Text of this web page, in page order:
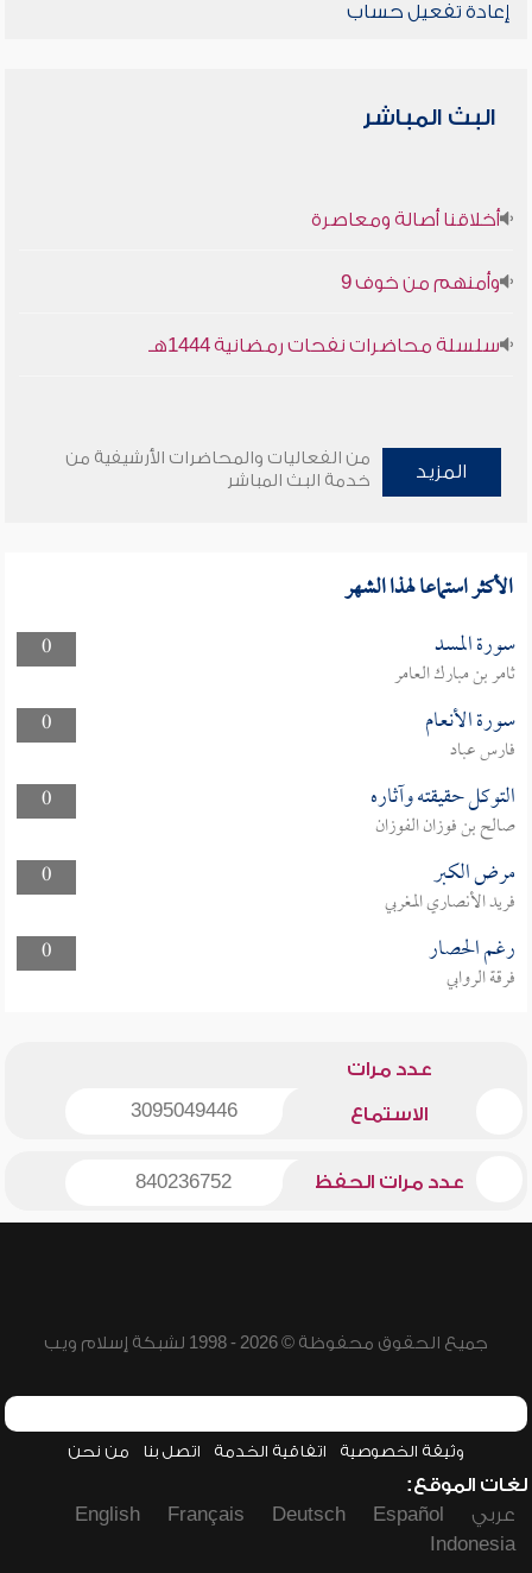
إعادة تفعيل حساب
البث المباشر
أخلاقنا أصالة ومعاصرة
وأمنهم من خوف 9
سلسلة محاضرات نفحات رمضانية 1444هـ
المزيد
من الفعاليات والمحاضرات الأرشيفية من
خدمة البث المباشر
الأكثر استماعا لهذا الشهر
0 سورة المسد
ثامر بن مبارك العامر
0
سورة الأنعام
فارس عباد
0
التوكل حقيقته وآثاره
صالح بن فوزان الفوزان
0
مرض الكبر
فريد الأنصاري المغربي
0
رغم الحصار
فرقة الروابي
عدد مرات
الاستماع 3095049446
عدد مرات الحفظ 840236752
جميع الحقوق محفوظة © 2026 - 1998 لشبكة إسلام ويب
وثيقة الخصوصية اتفاقية الخدمة اتصل بنا من نحن
لغات الموقع:
عربي
Español
Deutsch
Français
English
Indonesia